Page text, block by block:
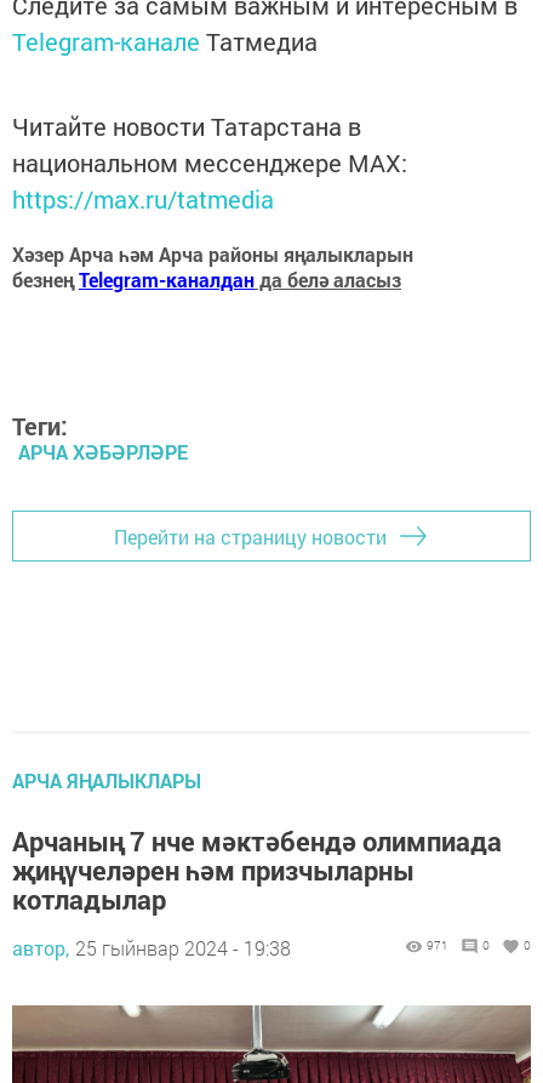
Telegram-канале Татмедиа
Читайте новости Татарстана в
национальном мессенджере MАХ:
https://max.ru/tatmedia
Хәзер Арча һәм Арча районы яңалыкларын
безнеңTelegram-каналданда белә аласыз
Теги:
АРЧА ХӘБӘРЛӘРЕ
Перейти на страницу новости
АРЧА ЯҢАЛЫКЛАРЫ
Арчаның 7 нче мәктәбендә олимпиада
җиңүчеләрен һәм призчыларны
котладылар
автор, 25 гыйнвар 2024 - 19:38 971 0 0